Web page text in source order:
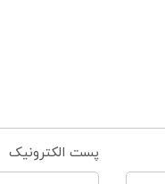
پست الکترونیک